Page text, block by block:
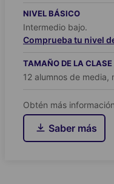
NIVEL BÁSICO
Intermedio bajo.
Comprueba tu nivel
TAMAÑO DE LA CLASE
12 alumnos de media,
Obtén más
Saber más